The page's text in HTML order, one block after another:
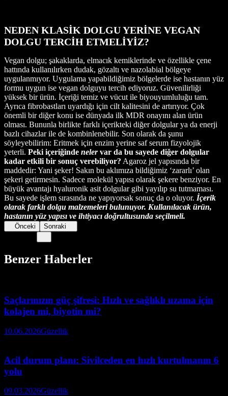
NEDEN KLASİK DOLGU YERİNE VEGAN
DOLGU TERCİH ETMELİYİZ?
Vegan dolgu; şakaklarda, elmacık kemiklerinde ve özellikle çene
hattında kullanılırken dudak, gözaltı ve nazolabial bölgeye
uygulanmıyor. Uygulama yapabildiğimiz bölgelerde ise hastanın yüz
formu uygun ise vegan dolguyu tercih ediyoruz. Güvenilirliği
yüksek bir ürün. İçeriği temiz ve vücut ile biyouyumluluğu tam.
Ayrıca fibrobastları uyardığı için cilt kalitesini de artırıyor. Çok
önemli bir diğer konu ise dünyada ilk MDR onayını alan ürün
olması. Bununla birlikte farklı içerikteki diğer dolgular ya da enerji
bazlı cihazlar ile de kombinlenebilir. Son olarak da şunu
söyleyebilirim: Eritmek için enzim yerine saf serum fizyolojik
yeterli. Peki içeriğinde nelervar da bu sayede diğer dolgular
kadar etkili bir sonuç verebiliyor? Agaroz jel yapısında bir
maddedir: Yani şeker! Sakın bu aklımıza bildiğimiz ‘zararlı’ olan
şekeri getirmesin. Sadece molekül yapısı olarak şekere benziyor. En
büyük avantajı hyaluronik asit dolgular gibi yayılıp su tutmaması.
Bu sayede işlem sırasında ne yapıyorsak sonuç da o oluyor. İçerik
olarak farklı dolgu malzemeleri bulunuyor. Kullanılacak ürün,
hastanın yüz yapısı ve ihtiyacı doğrultusunda seçilmeli.
Önceki Sonraki
Benzer Haberler
Saçlarınızın güç şifresi: Hızlı ve sağlıklı uzama için
kolajen mi, biyotin mi?
10.06.2026Güzellik
Acil durum planı: Sivilceden en hızlı kurtulmanın 6
yolu
09.03.2026Güzellik